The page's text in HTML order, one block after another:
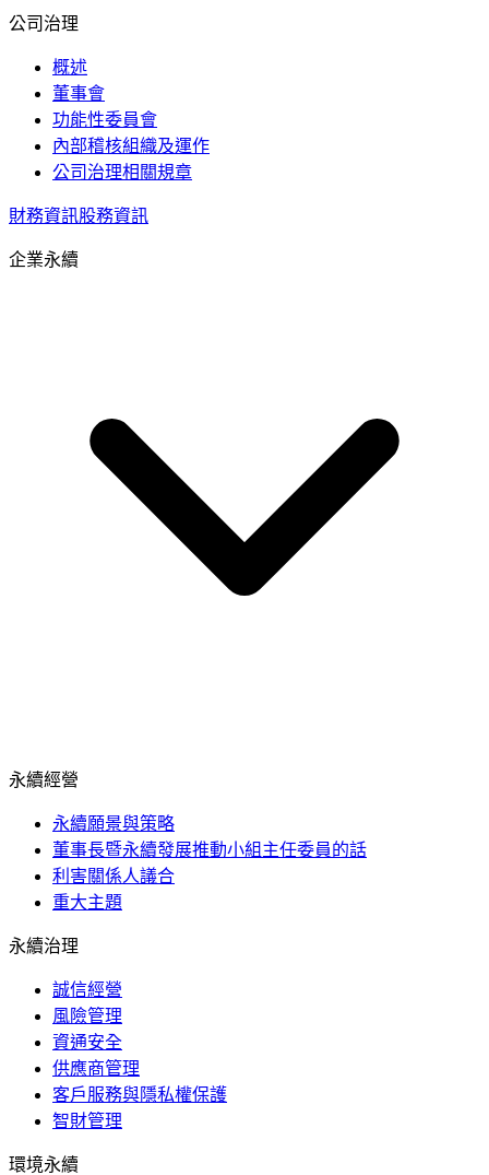
公司治理
概述
董事會
功能性委員會
內部稽核組織及運作
公司治理相關規章
財務資訊股務資訊
企業永續
永續經營
永續願景與策略
董事長暨永續發展推動小組主任委員的話
利害關係人議合
重大主題
永續治理
誠信經營
風險管理
資通安全
供應商管理
客戶服務與隱私權保護
智財管理
環境永續